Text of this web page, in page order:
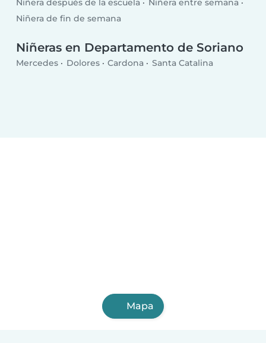
Niñera después de la escuela
Niñera entre semana
Niñera de fin de semana
Niñeras en Departamento de Soriano
Mercedes Dolores Cardona Santa Catalina
Mapa